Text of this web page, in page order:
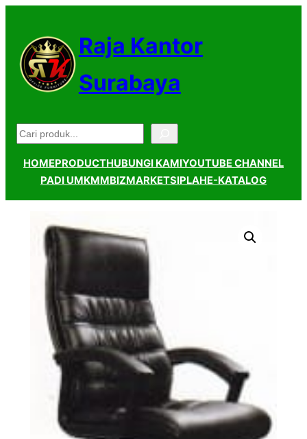
konten
Raja Kantor
Surabaya
Pencarian
HOMEPRODUCTHUBUNGI KAMIYOUTUBE CHANNEL
PADI UMKMMBIZMARKETSIPLAHE-KATALOG